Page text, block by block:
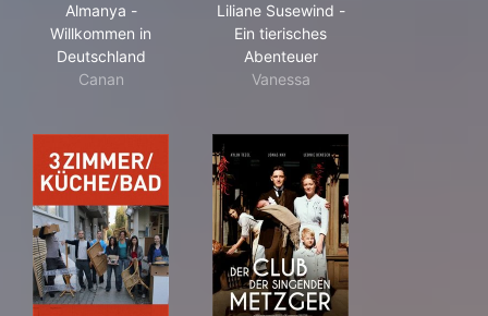
Almanya -
Willkommen in
Deutschland
Canan
Liliane Susewind -
Ein tierisches
Abenteuer
Vanessa